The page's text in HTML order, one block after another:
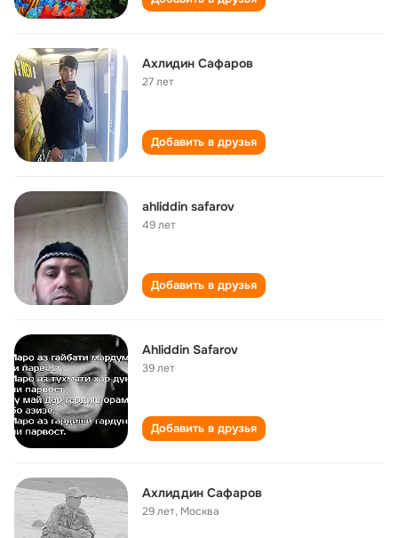
Ахлидин Сафаров
27 лет
Добавить в друзья
ahliddin safarov
49 лет
Добавить в друзья
Ahliddin Safarov
39 лет
Добавить в друзья
Ахлиддин Сафаров
29 лет, Москва